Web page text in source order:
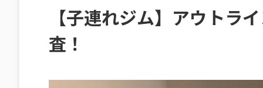
【子連れジム】アウトラ
査！